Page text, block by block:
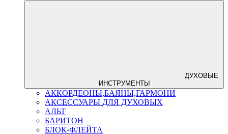
ДУХОВЫЕ
ИНСТРУМЕНТЫ
АККОРДЕОНЫ,БАЯНЫ,ГАРМОНИ
АКСЕССУАРЫ ДЛЯ ДУХОВЫХ
АЛЬТ
БАРИТОН
БЛОК-ФЛЕЙТА